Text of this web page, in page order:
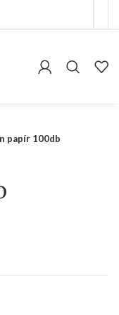
papír 100db